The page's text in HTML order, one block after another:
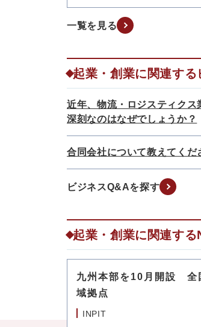
一覧を見る
起業・創業に関連す
近年、物流・ロジスティクス
深刻なのはなぜでしょうか？
合同会社について教えてくだ
ビジネスQ&Aを探す
起業・創業に関連する
九州本部を10月開設 全
域拠点
INPIT